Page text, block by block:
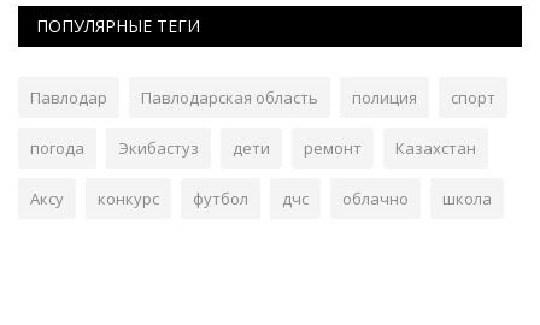
ПОПУЛЯРНЫЕ ТЕГИ
Павлодар Павлодарская область полиция спорт
погода Экибастуз дети ремонт Казахстан
Аксу конкурс футбол дчс облачно школа